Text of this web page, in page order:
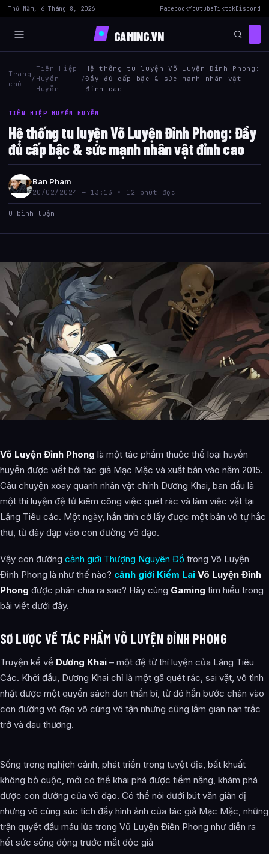
Thứ Năm, 6 Tháng 8, 2026 FacebookYoutubeTiktokDiscord
GAMING.VN
Trang
chủ
/
Tiên Hiệp
Huyền
Huyễn
/
Hệ thống tu luyện Võ Luyện Đỉnh Phong:
Đầy đủ cấp bậc & sức mạnh nhân vật
đỉnh cao
TIÊN HIỆP HUYỀN HUYỄN
Hệ thống tu luyện Võ Luyện Đỉnh Phong: Đầy
đủ cấp bậc & sức mạnh nhân vật đỉnh cao
Ban Pham
20/02/2024 — 13:13 • 12 phút đọc
0 bình luận
Võ Luyện Đỉnh Phong là một tác phẩm thuộc thể loại huyền
huyễn được viết bởi tác giả Mạc Mặc và xuất bản vào năm 2015.
Câu chuyện xoay quanh nhân vật chính Dương Khai, ban đầu là
một thí luyện đệ tử kiêm công việc quét rác và làm việc vặt tại
Lăng Tiêu các. Một ngày, hắn tình cờ lấy được một bản vô tự hắc
thư, từ đây đạp vào con đường võ đạo.
Vậy con đường cảnh giới Thượng Nguyên Đồ trong Võ Luyện
Đỉnh Phong là như thế nào? cảnh giới Kiếm Lai Võ Luyện Đỉnh
Phong được phân chia ra sao? Hãy cùng Gaming tìm hiểu trong
bài viết dưới đây.
SƠ LƯỢC VỀ TÁC PHẨM VÕ LUYỆN ĐỈNH PHONG
Truyện kể về Dương Khai – một đệ tử thí luyện của Lăng Tiêu
Các. Khởi đầu, Dương Khai chỉ là một gã quét rác, sai vặt, vô tình
nhặt được một quyển sách đen thần bí, từ đó hắn bước chân vào
con đường võ đạo vô cùng vô tận nhưng cũng lắm gian nan trắc
trở và đau thương.
Sống trong nghịch cảnh, phát triển trong tuyệt địa, bất khuất
không bỏ cuộc, mới có thể khai phá được tiềm năng, khám phá
được con đường của võ đạo. Có thể nói dưới bút văn giản dị
nhưng vô cùng súc tích đầy hình ảnh của tác giả Mạc Mặc, những
trận quyết đấu máu lửa trong Vũ Luyện Điên Phong như diễn ra
hết sức sống động trước mắt độc giả